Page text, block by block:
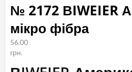
№ 2172 ВIWEIER
мікро фібра
56.00
грн.